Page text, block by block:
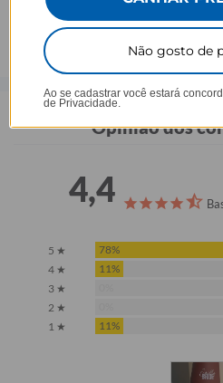
Opinião dos
4,4
5 ★ 78%
4 ★
11%
3 ★
2 ★
1 ★
11%
Não gosto de
Ao se cadastrar você estará
de Privacidade.